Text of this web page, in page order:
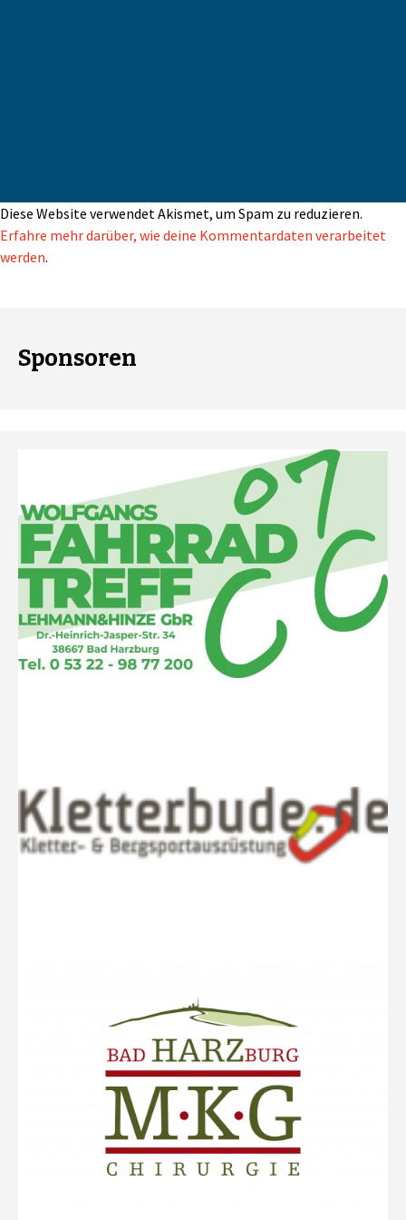
Diese Website verwendet Akismet, um Spam zu reduzieren.
Erfahre mehr darüber, wie deine Kommentardaten verarbeitet
werden.
Sponsoren